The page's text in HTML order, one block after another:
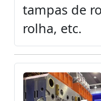
tampas de
rolha, etc.